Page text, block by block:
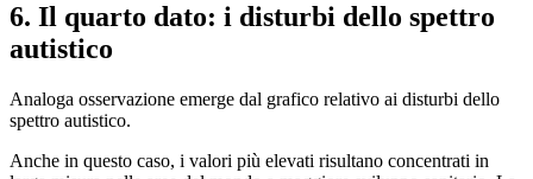
6. Il quarto dato: i disturbi dello spettro
autistico
Analoga osservazione emerge dal grafico relativo ai disturbi dello
spettro autistico.
Anche in questo caso, i valori più elevati risultano concentrati in